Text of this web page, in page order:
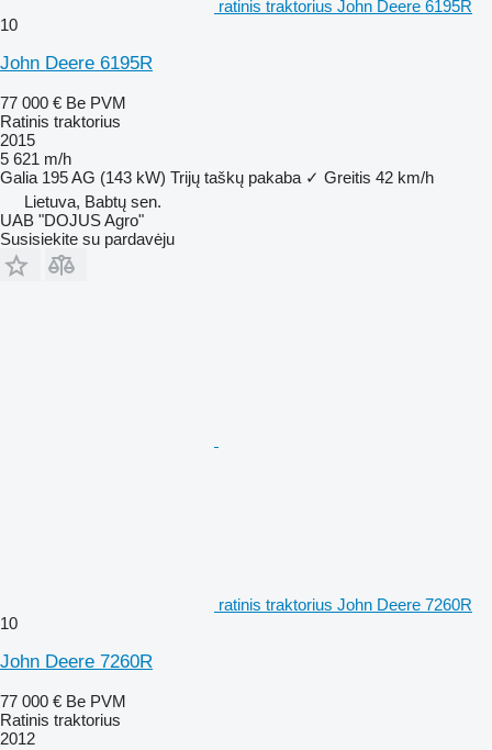
ratinis traktorius John Deere 6195R
10
John Deere 6195R
77 000 € Be PVM
Ratinis traktorius
2015
5 621 m/h
Galia 195 AG (143 kW) Trijų taškų pakaba ✓ Greitis 42 km/h
Lietuva, Babtų sen.
UAB "DOJUS Agro"
Susisiekite su pardavėju
ratinis traktorius John Deere 7260R
10
John Deere 7260R
77 000 € Be PVM
Ratinis traktorius
2012